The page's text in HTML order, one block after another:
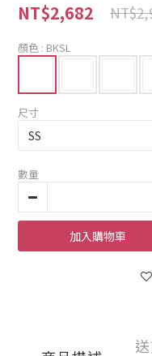
NT$2,682
顏色 : BKSL
尺寸
數量
加入購物車